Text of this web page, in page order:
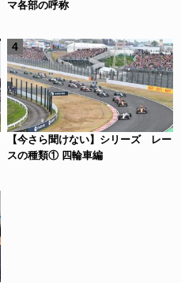
マ各部の呼称
【今さら聞けない】シリーズ レー
スの種類① 四輪車編